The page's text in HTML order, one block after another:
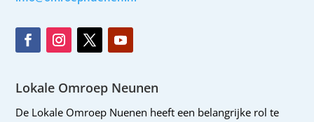
Lokale Omroep Neunen
De Lokale Omroep Nuenen heeft een belangrijke rol te